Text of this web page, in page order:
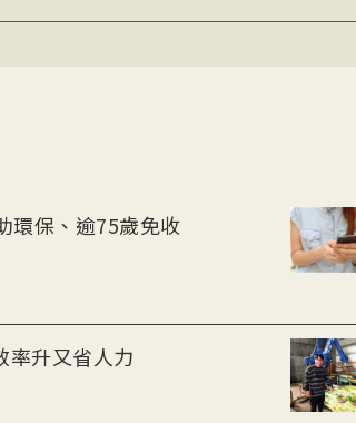
保、逾75歲免收
升又省人力